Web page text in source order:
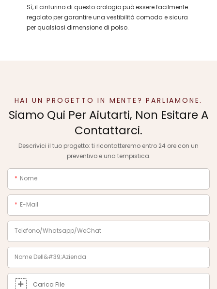
Sì, il cinturino di questo orologio può essere facilmente
regolato per garantire una vestibilità comoda e sicura
per qualsiasi dimensione di polso.
HAI UN PROGETTO IN MENTE? PARLIAMONE.
Siamo Qui Per Aiutarti, Non Esitare A
Contattarci.
Descrivici il tuo progetto: ti ricontatteremo entro 24 ore con un
preventivo e una tempistica.
Nome
E-Mail
Telefono/Whatsapp/WeChat
Nome Dell&#39;azienda
Carica File